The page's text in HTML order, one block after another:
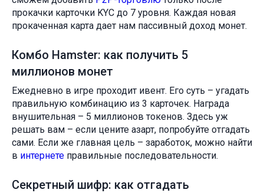
прокачки карточки KYC до 7 уровня. Каждая новая
прокаченная карта дает нам пассивный доход монет.
Комбо Hamster: как получить 5
миллионов монет
Ежедневно в игре проходит ивент. Его суть – угадать
правильную комбинацию из 3 карточек. Награда
внушительная – 5 миллионов токенов. Здесь уж
решать вам – если цените азарт, попробуйте отгадать
сами. Если же главная цель – заработок, можно найти
в интернете правильные последовательности.
Секретный шифр: как отгадать